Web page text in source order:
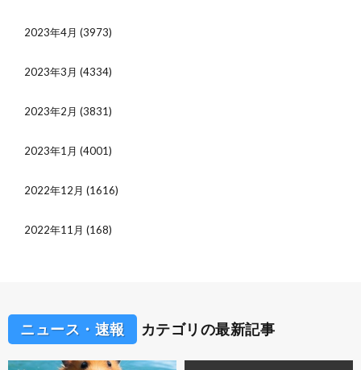
2023年4月 (3973)
2023年3月 (4334)
2023年2月 (3831)
2023年1月 (4001)
2022年12月 (1616)
2022年11月 (168)
ニュース・速報 カテゴリの最新記事